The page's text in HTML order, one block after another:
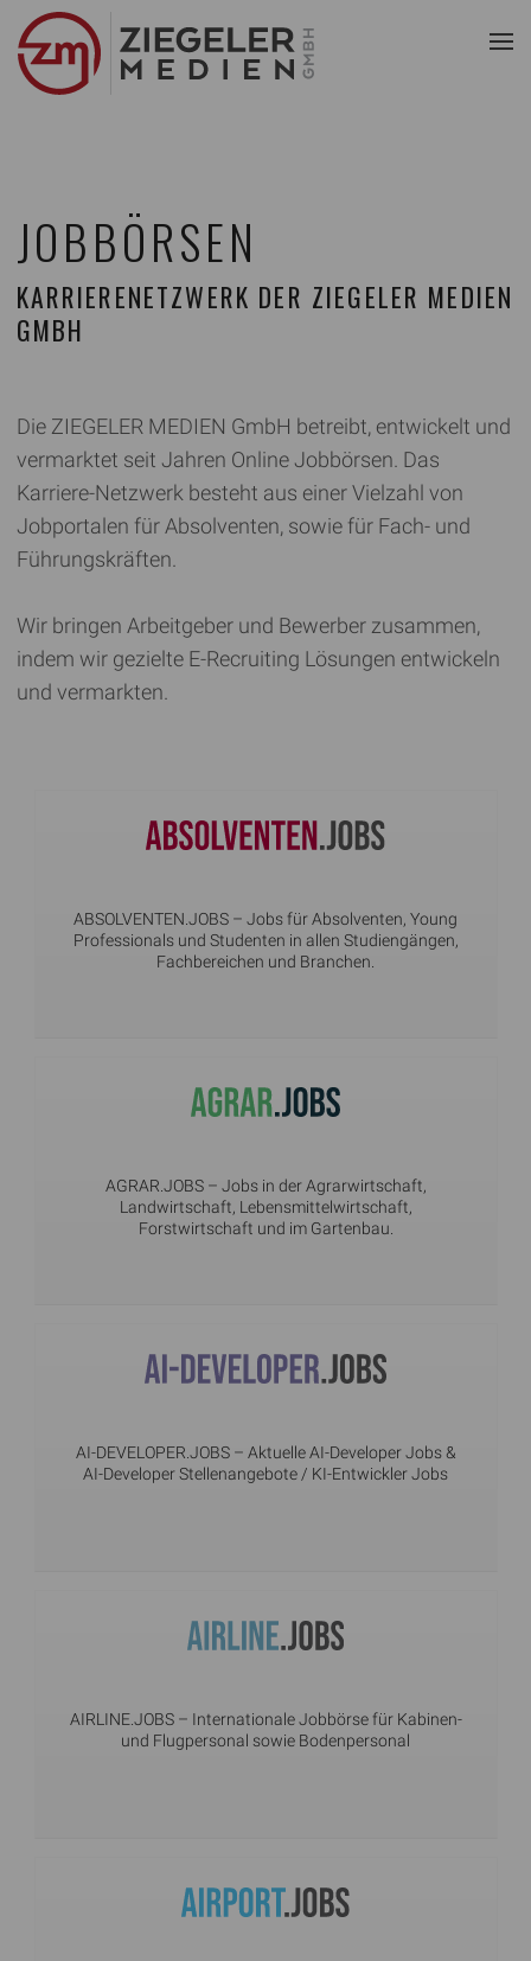
JOBBÖRSEN
KARRIERENETZWERK DER ZIEGELER MEDIEN
GMBH
Die ZIEGELER MEDIEN GmbH betreibt, entwickelt und
vermarktet seit Jahren Online Jobbörsen. Das
Karriere-Netzwerk besteht aus einer Vielzahl von
Jobportalen für Absolventen, sowie für Fach- und
Führungskräften.
Wir bringen Arbeitgeber und Bewerber zusammen,
indem wir gezielte E-Recruiting Lösungen entwickeln
und vermarkten.
ABSOLVENTEN.JOBS – Jobs für Absolventen, Young
Professionals und Studenten in allen Studiengängen,
Fachbereichen und Branchen.
AGRAR.JOBS– Jobs in der Agrarwirtschaft,
Landwirtschaft, Lebensmittelwirtschaft,
Forstwirtschaft und im Gartenbau.
AI-DEVELOPER.JOBS– Aktuelle AI-Developer Jobs &
AI-Developer Stellenangebote / KI-Entwickler Jobs
AIRLINE.JOBS– Internationale Jobbörse für Kabinen-
und Flugpersonal sowie Bodenpersonal